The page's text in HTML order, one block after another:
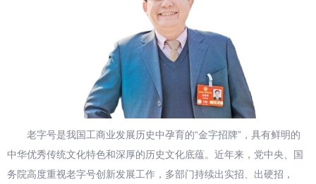
老字号是我国工商业发展历史中孕育的“金字招牌”，具有鲜明的
中华优秀传统文化特色和深厚的历史文化底蕴。近年来，党中央、国
务院高度重视老字号创新发展工作，多部门持续出实招、出硬招，